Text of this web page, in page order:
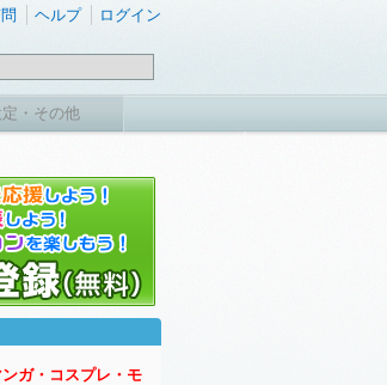
ヘルプ ログイン
・その他
ガ・コスプレ・モ